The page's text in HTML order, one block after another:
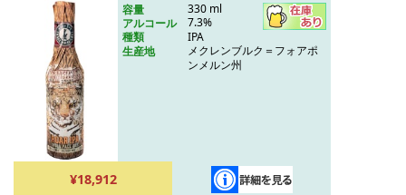
容量
330 ml
アルコール
7.3%
種類
IPA
生産地
メクレンブルク＝フォアポ
ンメルン州
¥18,912